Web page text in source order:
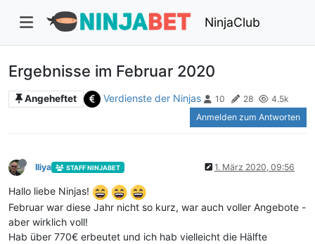
NinjaClub
Ergebnisse im Februar 2020
Angeheftet Verdienste der Ninjas 10 28
4.5k
Anmelden zum Antworten
Iliya STAFF NINJABET 1. März 2020, 09:56
Hallo liebe Ninjas!
Februar war diese Jahr nicht so kurz, war auch voller Angebote -
aber wirklich voll!
Hab über 770€ erbeutet und ich hab vielleicht die Hälfte